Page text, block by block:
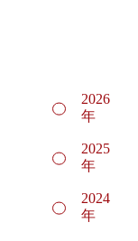
2026
年
2025
年
2024
年